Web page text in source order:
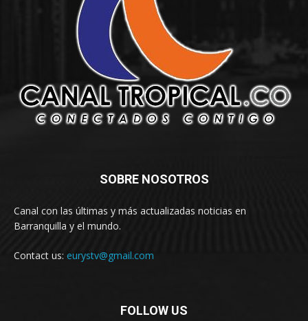
SOBRE NOSOTROS
Canal con las últimas y más actualizadas noticias en
Barranquilla y el mundo.
Contact us: eurystv@gmail.com
FOLLOW US